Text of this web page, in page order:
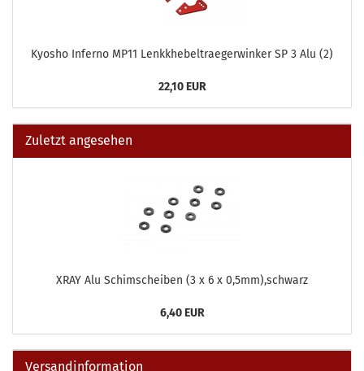
Kyosho Inferno MP11 Lenkkhebeltraegerwinker SP 3 Alu (2)
22,10 EUR
Zuletzt angesehen
XRAY Alu Schimscheiben (3 x 6 x 0,5mm),schwarz
6,40 EUR
Versandinformation